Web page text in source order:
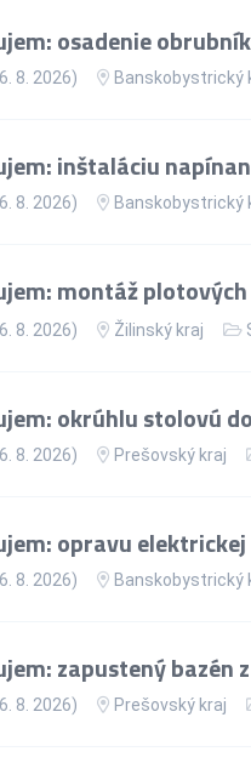
osadenie
8. 2026) Banskobystrický
inštaláciu
8. 2026) Banskobystrický
montáž
8. 2026) Žilinský kraj
okrúhlu stolovú
8. 2026) Prešovský kraj
opravu
8. 2026) Banskobystrický
zapustený bazén
8. 2026) Prešovský kraj